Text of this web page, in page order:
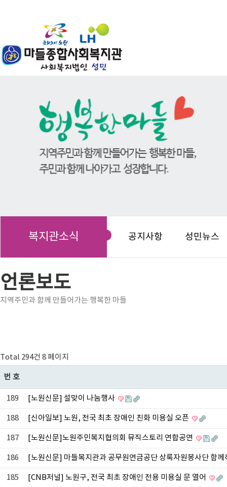
복지관소식 공지사항 성민뉴스
언론보도
지역주민과 함께 만들어가는 행복한 마들
Total 294건 8 페이지
번호
189 [노원신문] 설맞이 나눔행사
188 [신아일보] 노원, 전국 최초 장애인 친화 미용실 오픈
187 [노원신문]노원주민복지협의회 뮤직스토리 연합공연
186 [노원신문] 마들복지관과 공무원연금공단 상록자원봉사단 함
185 [CNB저널] 노원구, 전국 최초 장애인 전용 미용실 문 열어